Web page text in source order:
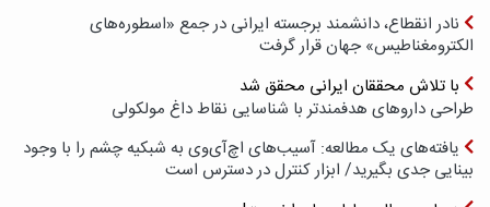
نادر انقطاع، دانشمند برجسته ایرانی در جمع «اسطوره‌های
الکترومغناطیس» جهان قرار گرفت
با تلاش محققان ایرانی محقق شد
طراحی داروهای هدفمندتر با شناسایی نقاط داغ مولکولی
یافته‌های یک مطالعه: آسیب‌های اچ‌آی‌وی به شبکیه چشم را با وجود
بینایی جدی بگیرید/ ابزار کنترل در دسترس است